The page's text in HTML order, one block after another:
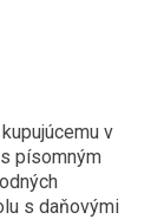
v
písomným
s daňovými